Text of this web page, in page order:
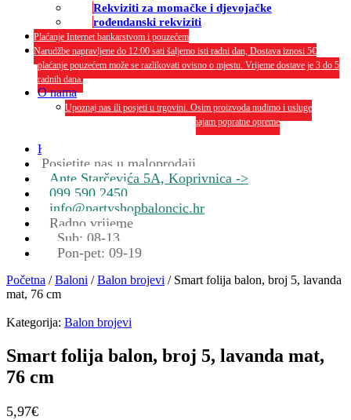
Rekviziti za momačke i djevojačke
rođendanski rekviziti
Plaćanje Internet bankarstvom i pouzećem
Narudžbe napravljene do 12:00 sati šaljemo isti radni dan, Dostava iznosi 5€
plaćanje pouzećem može se razlikovati ovisno o mjestu. Vrijeme dostave je 3 do 5
radnih dana.
O nama
Upoznaj nas ili posjeti u trgovini. Osim proizvoda nudimo i usluge
dekoriranja interijera i eksterija te najam popratne opreme
Kontakt
Posjetite nas u maloprodaji
Ante Starčevića 5A, Koprivnica ->
099 590 2450
info@partyshopbaloncic.hr
Radno vrijeme
Sub: 08-13
Pon-pet: 09-19
Početna /Baloni /Balon brojevi / Smart folija balon, broj 5, lavanda
mat, 76 cm
Kategorija: Balon brojevi
Smart folija balon, broj 5, lavanda mat,
76 cm
5,97€